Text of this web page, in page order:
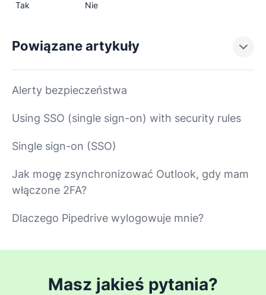
Tak Nie
Powiązane artykuły
Alerty bezpieczeństwa
Using SSO (single sign-on) with security rules
Single sign-on (SSO)
Jak mogę zsynchronizować Outlook, gdy mam
włączone 2FA?
Dlaczego Pipedrive wylogowuje mnie?
Masz jakieś pytania?